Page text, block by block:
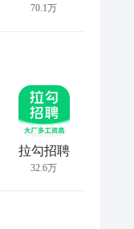
70.1万
拉勾招聘
32.6万